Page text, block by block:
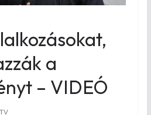
a
– VIDEÓ